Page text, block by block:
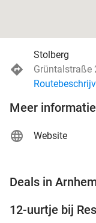
Stolberg
Grüntalstraße
Meer informatie
Website
Deals in
12-uurtje bij